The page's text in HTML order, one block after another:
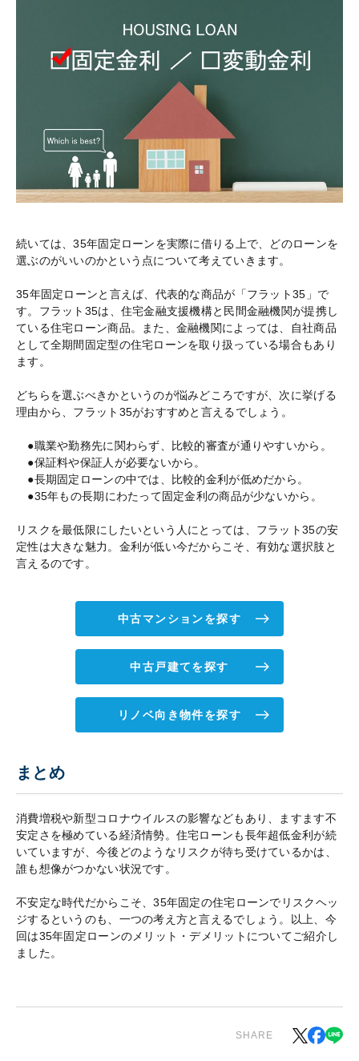
続いては、35年固定ローンを実際に借りる上で、どのローンを
選ぶのがいいのかという点について考えていきます。
35年固定ローンと言えば、代表的な商品が「フラット35」で
す。フラット35は、住宅金融支援機構と民間金融機関が提携し
ている住宅ローン商品。また、金融機関によっては、自社商品
として全期間固定型の住宅ローンを取り扱っている場合もあり
ます。
どちらを選ぶべきかというのが悩みどころですが、次に挙げる
理由から、フラット35がおすすめと言えるでしょう。
●職業や勤務先に関わらず、比較的審査が通りやすいから。
●保証料や保証人が必要ないから。
●長期固定ローンの中では、比較的金利が低めだから。
●35年もの長期にわたって固定金利の商品が少ないから。
リスクを最低限にしたいという人にとっては、フラット35の安
定性は大きな魅力。金利が低い今だからこそ、有効な選択肢と
言えるのです。
中古マンションを探す
中古戸建てを探す
リノベ向き物件を探す
まとめ
消費増税や新型コロナウイルスの影響などもあり、ますます不
安定さを極めている経済情勢。住宅ローンも長年超低金利が続
いていますが、今後どのようなリスクが待ち受けているかは、
誰も想像がつかない状況です。
不安定な時代だからこそ、35年固定の住宅ローンでリスクヘッ
ジするというのも、一つの考え方と言えるでしょう。以上、今
回は35年固定ローンのメリット・デメリットについてご紹介し
ました。
SHARE